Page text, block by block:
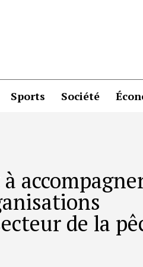
Sports Société
de la